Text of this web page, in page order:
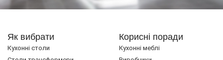
Як вибрати
Кухонні столи
Корисні поради
Кухонні меблі